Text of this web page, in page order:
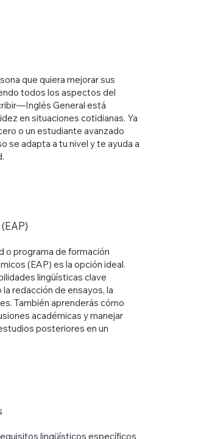
que quiera mejorar sus
todos los aspectos del
General está
en situaciones cotidianas. Ya
o un estudiante avanzado
se adapta a tu nivel y te ayuda a
o programa de formación
(EAP) es la opción ideal.
lingüísticas clave
redacción de ensayos, la
También aprenderás cómo
académicas y manejar
posteriores en un
lingüísticos específicos